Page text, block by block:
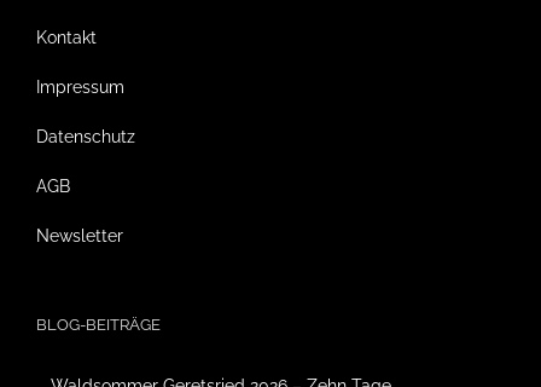
Kontakt
Impressum
Datenschutz
AGB
Newsletter
BLOG-BEITRÄGE